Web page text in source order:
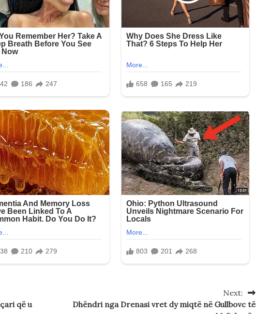
që u
Next:
Dhëndri nga Drenasi vret dy miqtë në Gullbovc të